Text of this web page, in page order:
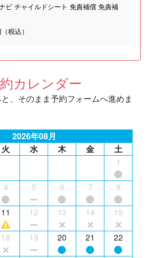
ビ チャイルドシート 免責補償 免責補
税込）
カレンダー
、そのまま予約フォームへ進めま
2026年08月
火 水 木 金
土
1
4 5 6 7 8
11 12 13 14 15
18 19 20 21 22